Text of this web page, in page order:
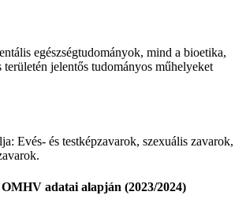
egészségtudományok, mind a bioetika,
területén jelentős tudományos műhelyeket
Evés- és testképzavarok, szexuális zavarok,
OMHV adatai alapján (2023/2024)